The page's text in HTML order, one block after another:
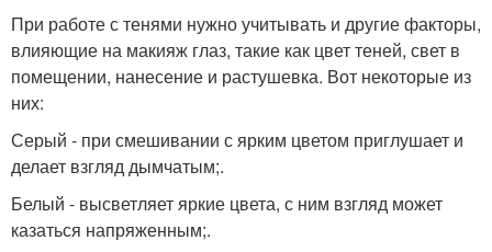
При работе с тенями нужно учитывать и другие факторы,
влияющие на макияж глаз, такие как цвет теней, свет в
помещении, нанесение и растушевка. Вот некоторые из
них:
Серый - при смешивании с ярким цветом приглушает и
делает взгляд дымчатым;.
Белый - высветляет яркие цвета, с ним взгляд может
казаться напряженным;.